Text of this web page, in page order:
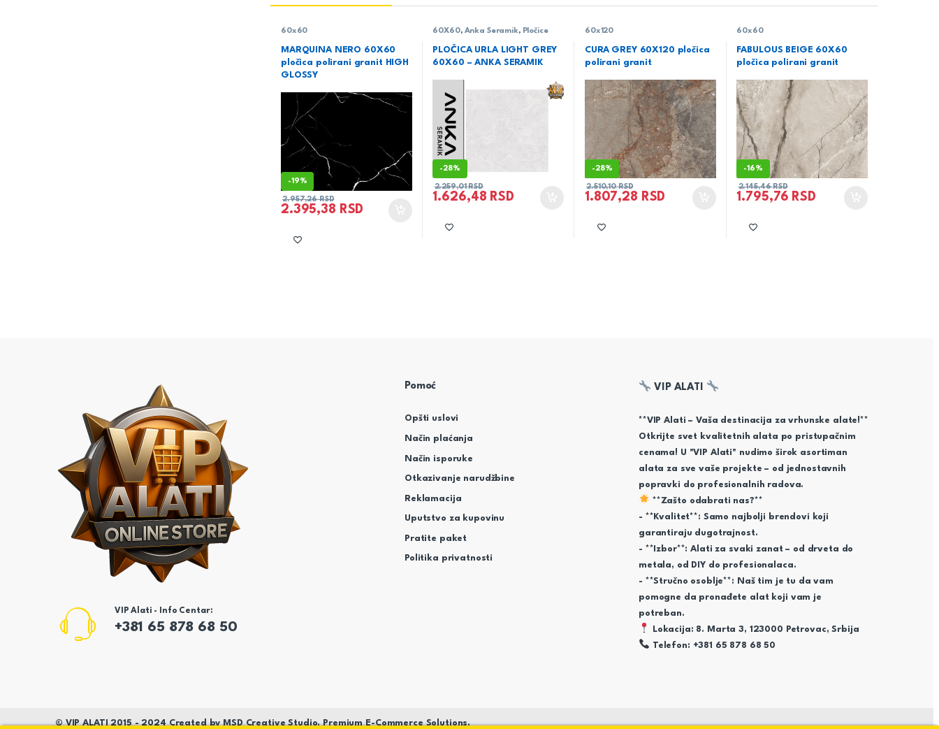
60x60
MARQUINA NERO 60X60
pločica polirani granit HIGH
GLOSSY
-19%
2.395,38 RSD
2.957,26RSD
60X60, Anka Seramik, Pločice
PLOČICA URLA LIGHT GREY
60X60 – ANKA SERAMIK
-28%
1.626,48 RSD
2.259,01RSD
60x120
CURA GREY 60X120 pločica
polirani granit
-28%
1.807,28 RSD
2.510,10RSD
60x60
FABULOUS BEIGE 60X60
pločica polirani granit
-16%
1.795,76 RSD
2.145,46RSD
VIP Alati - Info Centar:
+381 65 878 68 50
Pomoć
Opšti uslovi
Način plaćanja
Način isporuke
Otkazivanje narudžbine
Reklamacija
Uputstvo za kupovinu
Pratite paket
Politika privatnosti
VIP ALATI
**VIP Alati – Vaša destinacija za vrhunske alate!**
Otkrijte svet kvalitetnih alata po pristupačnim
cenama! U "VIP Alati" nudimo širok asortiman
alata za sve vaše projekte – od jednostavnih
popravki do profesionalnih radova.
**Zašto odabrati nas?**
- **Kvalitet**: Samo najbolji brendovi koji
garantiraju dugotrajnost.
- **Izbor**: Alati za svaki zanat – od drveta do
metala, od DIY do profesionalaca.
- **Stručno osoblje**: Naš tim je tu da vam
pomogne da pronađete alat koji vam je
potreban.
Lokacija: 8. Marta 3, 123000 Petrovac, Srbija
Telefon: +381 65 878 68 50
©VIP ALATI2015 - 2024 Created byMSDCreative Studio. Premium E-Commerce Solutions.